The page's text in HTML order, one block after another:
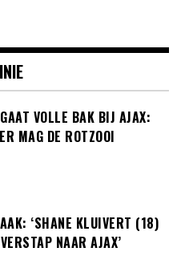
VOLLE BAK BIJ AJAX:
MAG DE ROTZOOI
‘SHANE KLUIVERT (18)
NAAR AJAX’